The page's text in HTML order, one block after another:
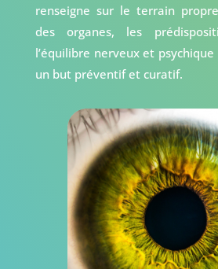
renseigne sur le terrain
des organes, les
l’équilibre nerveux et
un but préventif et curatif.